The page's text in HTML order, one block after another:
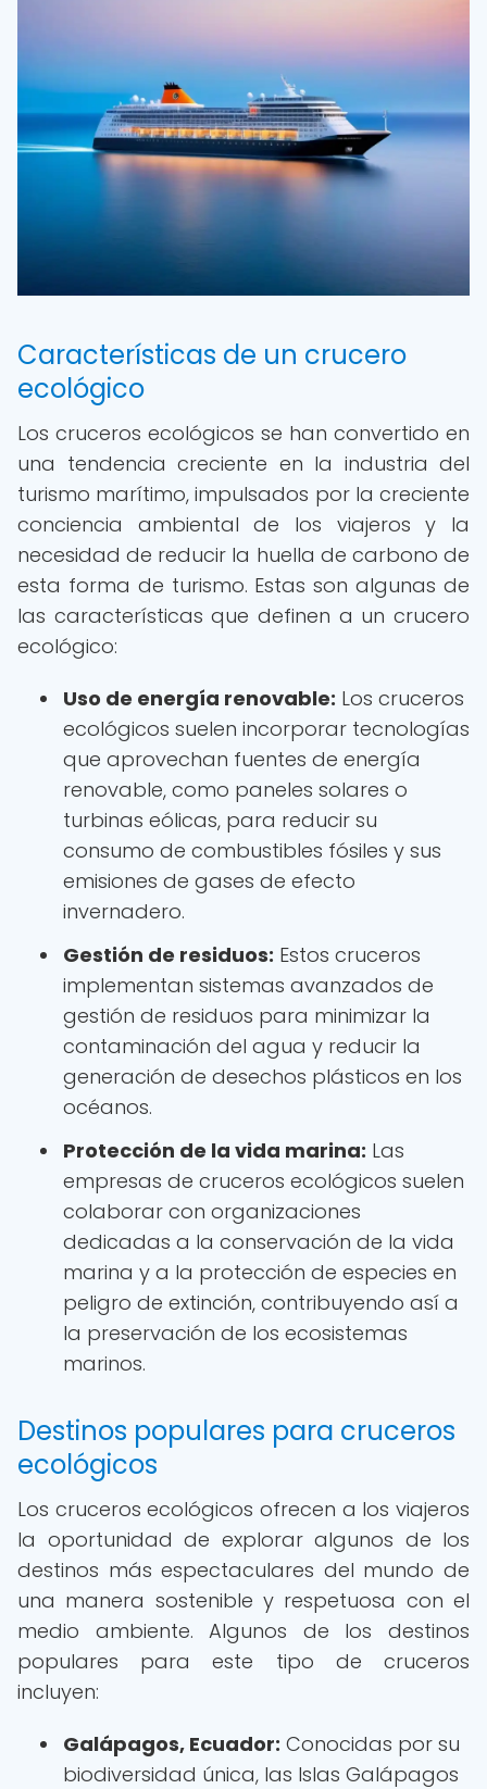
Características de un crucero
ecológico
Los cruceros ecológicos se han convertido en
una tendencia creciente en la industria del
turismo marítimo, impulsados por la creciente
conciencia ambiental de los viajeros y la
necesidad de reducir la huella de carbono de
esta forma de turismo. Estas son algunas de
las características que definen a un crucero
ecológico:
Uso de energía renovable: Los cruceros
ecológicos suelen incorporar tecnologías
que aprovechan fuentes de energía
renovable, como paneles solares o
turbinas eólicas, para reducir su
consumo de combustibles fósiles y sus
emisiones de gases de efecto
invernadero.
Gestión de residuos: Estos cruceros
implementan sistemas avanzados de
gestión de residuos para minimizar la
contaminación del agua y reducir la
generación de desechos plásticos en los
océanos.
Protección de la vida marina: Las
empresas de cruceros ecológicos suelen
colaborar con organizaciones
dedicadas a la conservación de la vida
marina y a la protección de especies en
peligro de extinción, contribuyendo así a
la preservación de los ecosistemas
marinos.
Destinos populares para cruceros
ecológicos
Los cruceros ecológicos ofrecen a los viajeros
la oportunidad de explorar algunos de los
destinos más espectaculares del mundo de
una manera sostenible y respetuosa con el
medio ambiente. Algunos de los destinos
populares para este tipo de cruceros
incluyen:
Galápagos, Ecuador: Conocidas por su
biodiversidad única, las Islas Galápagos